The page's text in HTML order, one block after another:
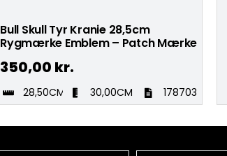
Bull Skull Tyr Kranie 28,5cm
Rygmærke Emblem – Patch Mærke
350,00 kr.
28,50CM 30,00CM 178703